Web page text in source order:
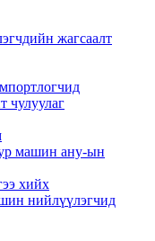
жагсаалт
чулуулаг
машин ану-ын
хийх
нийлүүлэгчид